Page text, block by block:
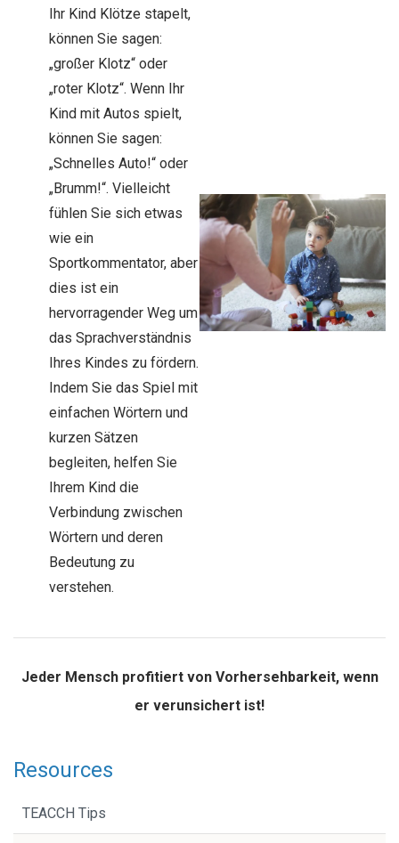
Ihr Kind Klötze stapelt,
können Sie sagen:
„großer Klotz“ oder
„roter Klotz“. Wenn Ihr
Kind mit Autos spielt,
können Sie sagen:
„Schnelles Auto!“ oder
„Brumm!“. Vielleicht
fühlen Sie sich etwas
wie ein
Sportkommentator, aber
dies ist ein
hervorragender Weg um
das Sprachverständnis
Ihres Kindes zu fördern.
Indem Sie das Spiel mit
einfachen Wörtern und
kurzen Sätzen
begleiten, helfen Sie
Ihrem Kind die
Verbindung zwischen
Wörtern und deren
Bedeutung zu
verstehen.
Jeder Mensch profitiert von Vorhersehbarkeit, wenn
er verunsichert ist!
Resources
TEACCH Tips